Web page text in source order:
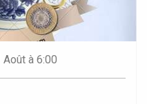
Août à 6:00